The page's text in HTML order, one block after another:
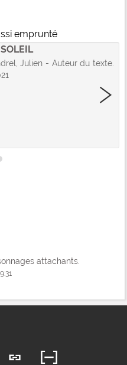
emprunté
Julien - Auteur du texte.
attachants.